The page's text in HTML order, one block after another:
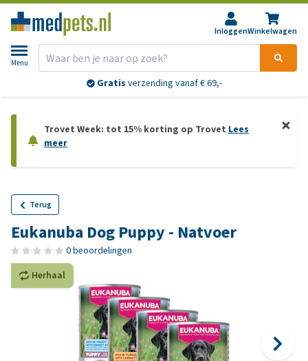
InloggenWinkelwagen
Menu
Gratis verzending vanaf € 69,-
Trovet Week: tot 15% korting op Trovet Lees
meer
Terug
Eukanuba Dog Puppy - Natvoer
0 beoordelingen
Herhaal